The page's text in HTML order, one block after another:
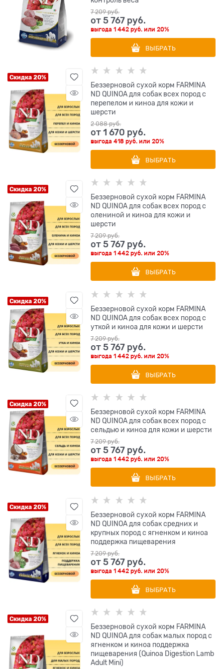
7 209 руб.
от5 767 руб.
выгода1 442 руб. или20%
ВЫБРАТЬ
Скидка 20%
Беззерновой cухой корм FARMINA
ND QUINOA для собак всех пород с
перепелом и киноа для кожи и
шерсти
2 088 руб.
от1 670 руб.
выгода418 руб. или20%
ВЫБРАТЬ
Скидка 20%
Беззерновой cухой корм FARMINA
ND QUINOA для собак всех пород с
олениной и киноа для кожи и
шерсти
7 209 руб.
от5 767 руб.
выгода1 442 руб. или20%
ВЫБРАТЬ
Скидка 20%
Беззерновой cухой корм FARMINA
ND QUINOA для собак всех пород с
уткой и киноа для кожи и шерсти
7 209 руб.
от5 767 руб.
выгода1 442 руб. или20%
ВЫБРАТЬ
Скидка 20%
Беззерновой cухой корм FARMINA
ND QUINOA для собак всех пород с
сельдью и киноа для кожи и шерсти
7 209 руб.
от5 767 руб.
выгода1 442 руб. или20%
ВЫБРАТЬ
Скидка 20%
Беззерновой cухой корм FARMINA
ND QUINOA для собак средних и
крупных пород с ягненком и киноа
поддержка пищеварения
7 209 руб.
от5 767 руб.
выгода1 442 руб. или20%
ВЫБРАТЬ
Скидка 20%
Беззерновой cухой корм FARMINA
ND QUINOA для собак малых пород с
ягненком и киноа поддержка
пищеварения (Quinoa Digestion Lamb
Adult Mini)